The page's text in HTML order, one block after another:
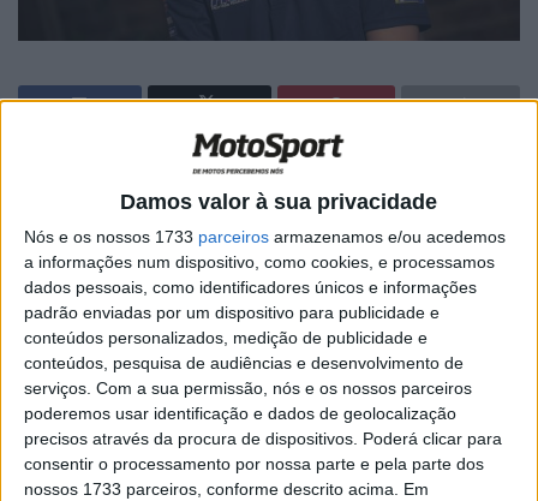
Damos valor à sua privacidade
Nós e os nossos 1733 parceiros armazenamos e/ou acedemos
a informações num dispositivo, como cookies, e processamos
dados pessoais, como identificadores únicos e informações
padrão enviadas por um dispositivo para publicidade e
conteúdos personalizados, medição de publicidade e
conteúdos, pesquisa de audiências e desenvolvimento de
serviços. Com a sua permissão, nós e os nossos parceiros
poderemos usar identificação e dados de geolocalização
precisos através da procura de dispositivos. Poderá clicar para
consentir o processamento por nossa parte e pela parte dos
nossos 1733 parceiros, conforme descrito acima. Em
🔊 Ouvir artigo
Joan Mir teve a oportunidade de lutar
consecutivamente pelos seis primeiros
lugares do MotoGP devido a problemas de
visibilidade no Grande Prémio do Japão.
O campeão mundial de 2020 aproveitou a chuva de
domingo para subir na classificação para o sétimo lugar,
depois de trocar para a moto regulada para chuva.
Depois, com as condições climáticas a piorarem e a